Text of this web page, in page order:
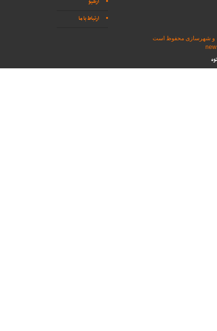
ارتباط با ما
و شهرسازی محفوظ است